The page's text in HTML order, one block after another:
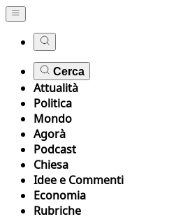
Cerca
Attualità
Politica
Mondo
Agorà
Podcast
Chiesa
Idee e Commenti
Economia
Rubriche